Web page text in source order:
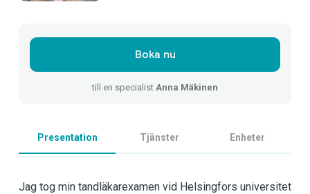
Boka nu
till en specialist Anna Mäkinen
Presentation Tjänster Enheter
Jag tog min tandläkarexamen vid Helsingfors universitet